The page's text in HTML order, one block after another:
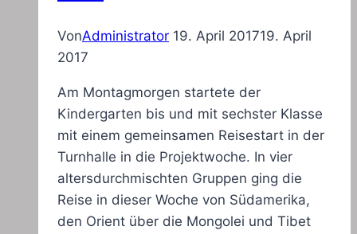
VonAdministrator 19. April 201719. April
2017
Am Montagmorgen startete der
Kindergarten bis und mit sechster Klasse
mit einem gemeinsamen Reisestart in der
Turnhalle in die Projektwoche. In vier
altersdurchmischten Gruppen ging die
Reise in dieser Woche von Südamerika,
den Orient über die Mongolei und Tibet